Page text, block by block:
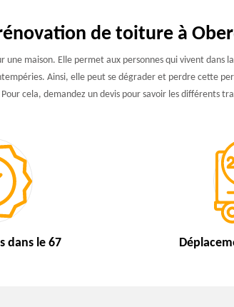
de toiture à
une maison. Elle permet aux personnes qui vivent
Ainsi, elle peut se dégrader et perdre cette
cela, demandez un devis pour savoir les différents
dans le 67